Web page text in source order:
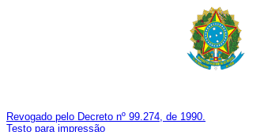
Revogado pelo Decreto nº 99.274, de 1990.
Testo para impressão